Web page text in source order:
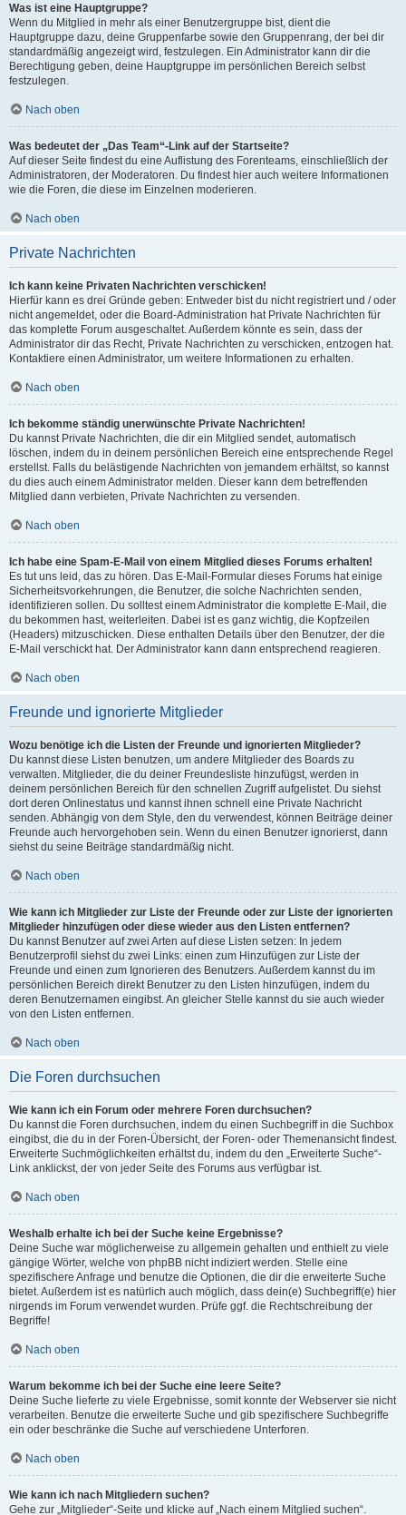
Was ist eine Hauptgruppe?
Wenn du Mitglied in mehr als einer Benutzergruppe bist, dient die
Hauptgruppe dazu, deine Gruppenfarbe sowie den Gruppenrang, der bei dir
standardmäßig angezeigt wird, festzulegen. Ein Administrator kann dir die
Berechtigung geben, deine Hauptgruppe im persönlichen Bereich selbst
festzulegen.
Nach oben
Was bedeutet der „Das Team“-Link auf der Startseite?
Auf dieser Seite findest du eine Auflistung des Forenteams, einschließlich der
Administratoren, der Moderatoren. Du findest hier auch weitere Informationen
wie die Foren, die diese im Einzelnen moderieren.
Nach oben
Private Nachrichten
Ich kann keine Privaten Nachrichten verschicken!
Hierfür kann es drei Gründe geben: Entweder bist du nicht registriert und / oder
nicht angemeldet, oder die Board-Administration hat Private Nachrichten für
das komplette Forum ausgeschaltet. Außerdem könnte es sein, dass der
Administrator dir das Recht, Private Nachrichten zu verschicken, entzogen hat.
Kontaktiere einen Administrator, um weitere Informationen zu erhalten.
Nach oben
Ich bekomme ständig unerwünschte Private Nachrichten!
Du kannst Private Nachrichten, die dir ein Mitglied sendet, automatisch
löschen, indem du in deinem persönlichen Bereich eine entsprechende Regel
erstellst. Falls du belästigende Nachrichten von jemandem erhältst, so kannst
du dies auch einem Administrator melden. Dieser kann dem betreffenden
Mitglied dann verbieten, Private Nachrichten zu versenden.
Nach oben
Ich habe eine Spam-E-Mail von einem Mitglied dieses Forums erhalten!
Es tut uns leid, das zu hören. Das E-Mail-Formular dieses Forums hat einige
Sicherheitsvorkehrungen, die Benutzer, die solche Nachrichten senden,
identifizieren sollen. Du solltest einem Administrator die komplette E-Mail, die
du bekommen hast, weiterleiten. Dabei ist es ganz wichtig, die Kopfzeilen
(Headers) mitzuschicken. Diese enthalten Details über den Benutzer, der die
E-Mail verschickt hat. Der Administrator kann dann entsprechend reagieren.
Nach oben
Freunde und ignorierte Mitglieder
Wozu benötige ich die Listen der Freunde und ignorierten Mitglieder?
Du kannst diese Listen benutzen, um andere Mitglieder des Boards zu
verwalten. Mitglieder, die du deiner Freundesliste hinzufügst, werden in
deinem persönlichen Bereich für den schnellen Zugriff aufgelistet. Du siehst
dort deren Onlinestatus und kannst ihnen schnell eine Private Nachricht
senden. Abhängig von dem Style, den du verwendest, können Beiträge deiner
Freunde auch hervorgehoben sein. Wenn du einen Benutzer ignorierst, dann
siehst du seine Beiträge standardmäßig nicht.
Nach oben
Wie kann ich Mitglieder zur Liste der Freunde oder zur Liste der ignorierten
Mitglieder hinzufügen oder diese wieder aus den Listen entfernen?
Du kannst Benutzer auf zwei Arten auf diese Listen setzen: In jedem
Benutzerprofil siehst du zwei Links: einen zum Hinzufügen zur Liste der
Freunde und einen zum Ignorieren des Benutzers. Außerdem kannst du im
persönlichen Bereich direkt Benutzer zu den Listen hinzufügen, indem du
deren Benutzernamen eingibst. An gleicher Stelle kannst du sie auch wieder
von den Listen entfernen.
Nach oben
Die Foren durchsuchen
Wie kann ich ein Forum oder mehrere Foren durchsuchen?
Du kannst die Foren durchsuchen, indem du einen Suchbegriff in die Suchbox
eingibst, die du in der Foren-Übersicht, der Foren- oder Themenansicht findest.
Erweiterte Suchmöglichkeiten erhältst du, indem du den „Erweiterte Suche“-
Link anklickst, der von jeder Seite des Forums aus verfügbar ist.
Nach oben
Weshalb erhalte ich bei der Suche keine Ergebnisse?
Deine Suche war möglicherweise zu allgemein gehalten und enthielt zu viele
gängige Wörter, welche von phpBB nicht indiziert werden. Stelle eine
spezifischere Anfrage und benutze die Optionen, die dir die erweiterte Suche
bietet. Außerdem ist es natürlich auch möglich, dass dein(e) Suchbegriff(e) hier
nirgends im Forum verwendet wurden. Prüfe ggf. die Rechtschreibung der
Begriffe!
Nach oben
Warum bekomme ich bei der Suche eine leere Seite?
Deine Suche lieferte zu viele Ergebnisse, somit konnte der Webserver sie nicht
verarbeiten. Benutze die erweiterte Suche und gib spezifischere Suchbegriffe
ein oder beschränke die Suche auf verschiedene Unterforen.
Nach oben
Wie kann ich nach Mitgliedern suchen?
Gehe zur „Mitglieder“-Seite und klicke auf „Nach einem Mitglied suchen“.